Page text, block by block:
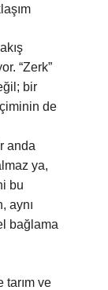
“Zerk”
bir
de
anda
ya,
bu
aynı
bağlama
tarım ve